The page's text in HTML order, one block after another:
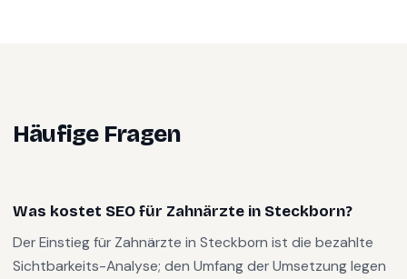
Häufige Fragen
Was kostet SEO für Zahnärzte in Steckborn?
Der Einstieg für Zahnärzte in Steckborn ist die bezahlte
Sichtbarkeits-Analyse; den Umfang der Umsetzung legen